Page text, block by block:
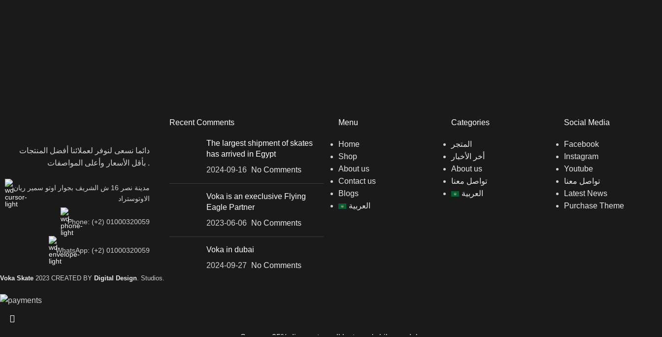
دائما نسعى لنوفر لعملائنا أفضل المنتجات
بأقل الأسعار وأعلى المواصفات .
مدينة نصر 16 ش الشريف بجوار اوتو سمير ريان
الاوتوستراد
Phone: (+2) 01000320059
WhatsApp: (+2) 01000320059
Recent Comments
The largest shipment of skates
has arrived in Egypt
2024-09-16
No Comments
Voka is an execlusive Flying
Eagle Partner
2023-06-06
No Comments
Voka in dubai
2024-09-27
No Comments
Menu
Home
Shop
About us
Contact us
Blogs
العربية
Categories
المتجر
أخر الأخبار
About us
تواصل معنا
العربية
Social Media
Facebook
Instagram
Youtube
تواصل معنا
Latest News
Purchase Theme
Voka Skate 2023 CREATED BY Digital Design . Studios.